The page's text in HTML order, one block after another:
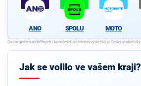
ANO SPOLU MOTO
Jak se volilo ve vašem kraji?